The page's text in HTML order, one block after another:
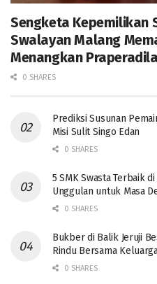
Sengketa Kepemilikan
Swalayan Malang
Menangkan
0 SHARES
Prediksi Susunan
Misi Sulit Singo Edan
0 SHARES
5 SMK Swasta Terbaik
Unggulan untuk Masa
0 SHARES
Bukber di Balik Jeruji
Rindu Bersama
0 SHARES